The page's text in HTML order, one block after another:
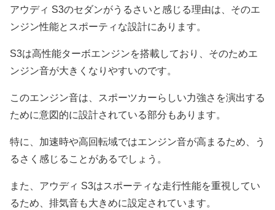
アウディ S3のセダンがうるさいと感じる理由は、そのエ
ンジン性能とスポーティな設計にあります。
S3は高性能ターボエンジンを搭載しており、そのためエ
ンジン音が大きくなりやすいのです。
このエンジン音は、スポーツカーらしい力強さを演出する
ために意図的に設計されている部分もあります。
特に、加速時や高回転域ではエンジン音が高まるため、う
るさく感じることがあるでしょう。
また、アウディ S3はスポーティな走行性能を重視してい
るため、排気音も大きめに設定されています。